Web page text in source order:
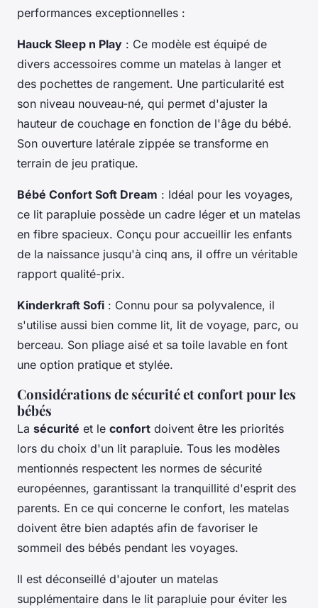
performances exceptionnelles :
Hauck Sleep n Play : Ce modèle est équipé de
divers accessoires comme un matelas à langer et
des pochettes de rangement. Une particularité est
son niveau nouveau-né, qui permet d'ajuster la
hauteur de couchage en fonction de l'âge du bébé.
Son ouverture latérale zippée se transforme en
terrain de jeu pratique.
Bébé Confort Soft Dream : Idéal pour les voyages,
ce lit parapluie possède un cadre léger et un matelas
en fibre spacieux. Conçu pour accueillir les enfants
de la naissance jusqu'à cinq ans, il offre un véritable
rapport qualité-prix.
Kinderkraft Sofi : Connu pour sa polyvalence, il
s'utilise aussi bien comme lit, lit de voyage, parc, ou
berceau. Son pliage aisé et sa toile lavable en font
une option pratique et stylée.
Considérations de sécurité et confort pour les
bébés
La sécurité et le confort doivent être les priorités
lors du choix d'un lit parapluie. Tous les modèles
mentionnés respectent les normes de sécurité
européennes, garantissant la tranquillité d'esprit des
parents. En ce qui concerne le confort, les matelas
doivent être bien adaptés afin de favoriser le
sommeil des bébés pendant les voyages.
Il est déconseillé d'ajouter un matelas
supplémentaire dans le lit parapluie pour éviter les